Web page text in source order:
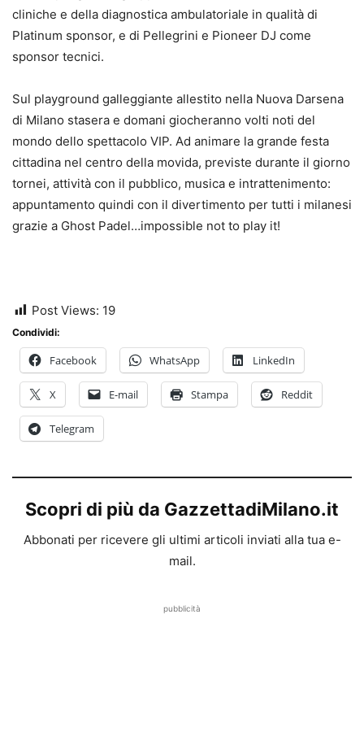
cliniche e della diagnostica ambulatoriale in qualità di
Platinum sponsor, e di Pellegrini e Pioneer DJ come
sponsor tecnici.
Sul playground galleggiante allestito nella Nuova Darsena
di Milano stasera e domani giocheranno volti noti del
mondo dello spettacolo VIP. Ad animare la grande festa
cittadina nel centro della movida, previste durante il giorno
tornei, attività con il pubblico, musica e intrattenimento:
appuntamento quindi con il divertimento per tutti i milanesi
grazie a Ghost Padel…impossible not to play it!
Post Views: 19
Condividi:
Facebook WhatsApp LinkedIn
X E-mail Stampa Reddit
Telegram
Scopri di più da GazzettadiMilano.it
Abbonati per ricevere gli ultimi articoli inviati alla tua e-
mail.
pubblicità